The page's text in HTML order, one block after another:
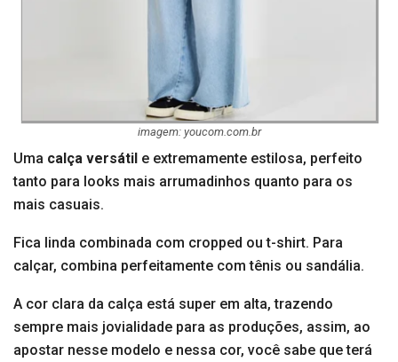
imagem: youcom.com.br
Uma calça versátil e extremamente estilosa, perfeito
tanto para looks mais arrumadinhos quanto para os
mais casuais.
Fica linda combinada com cropped ou t-shirt. Para
calçar, combina perfeitamente com tênis ou sandália.
A cor clara da calça está super em alta, trazendo
sempre mais jovialidade para as produções, assim, ao
apostar nesse modelo e nessa cor, você sabe que terá